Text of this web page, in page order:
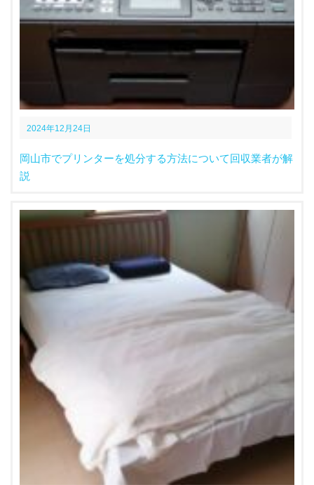
2024年12月24日
岡山市でプリンターを処分する方法について回収業者が解
説